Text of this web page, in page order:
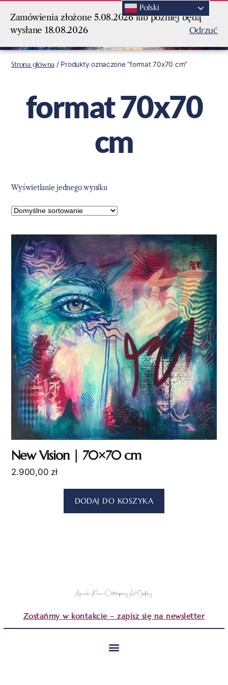
Zamówienia złożone 5.08.2026 lub później będą
wysłane 18.08.2026
Odrzuć
Strona główna / Produkty oznaczone “format 70x70 cm”
format 70x70
cm
Wyświetlanie jednego wyniku
New Vision | 70×70 cm
2.900,00 zł
DODAJ DO KOSZYKA
Zostańmy w kontakcie – zapisz się na newsletter
Polski